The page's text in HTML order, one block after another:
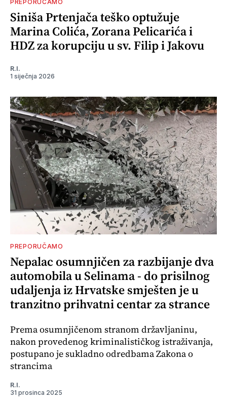
PREPORUČAMO
Siniša Prtenjača teško optužuje
Marina Colića, Zorana Pelicarića i
HDZ za korupciju u sv. Filip i Jakovu
R.I.
1 siječnja 2026
PREPORUČAMO
Nepalac osumnjičen za razbijanje dva
automobila u Selinama - do prisilnog
udaljenja iz Hrvatske smješten je u
tranzitno prihvatni centar za strance
Prema osumnjičenom stranom državljaninu,
nakon provedenog kriminalističkog istraživanja,
postupano je sukladno odredbama Zakona o
strancima
R.I.
31 prosinca 2025